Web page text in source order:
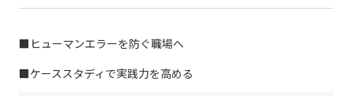
■ヒューマンエラーを防ぐ職場へ
■ケーススタディで実践力を高める